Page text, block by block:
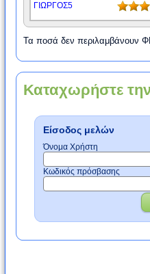
ΓΙΩΡΓΟΣ5
Τα ποσά δεν περιλαμβάνουν
Καταχωρήστε
Είσοδος μελών
Όνομα Χρήστη
Κωδικός πρόσβασης